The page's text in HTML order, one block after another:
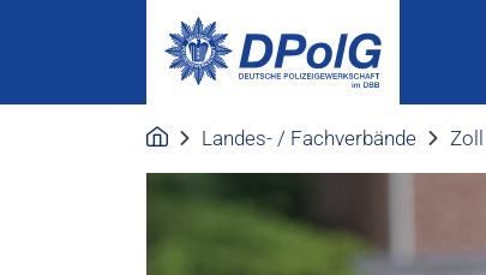
Landes- / Fachverbände Zoll